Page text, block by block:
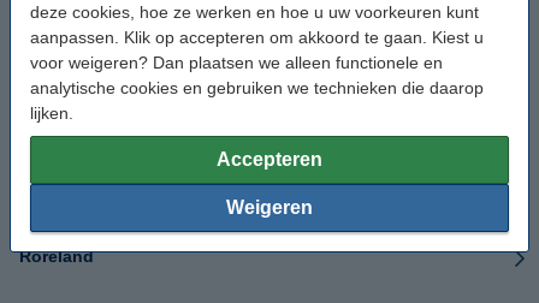
deze cookies, hoe ze werken en hoe u uw voorkeuren kunt
aanpassen. Klik op accepteren om akkoord te gaan. Kiest u
voor weigeren? Dan plaatsen we alleen functionele en
analytische cookies en gebruiken we technieken die daarop
lijken.
Accepteren
Weigeren
Robotic
RobZone
Roreland